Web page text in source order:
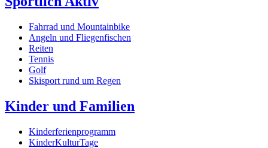
Fahrrad und Mountainbike
Angeln und Fliegenfischen
Reiten
Tennis
Golf
Skisport rund um Regen
Kinder und Familien
Kinderferienprogramm
KinderKulturTage